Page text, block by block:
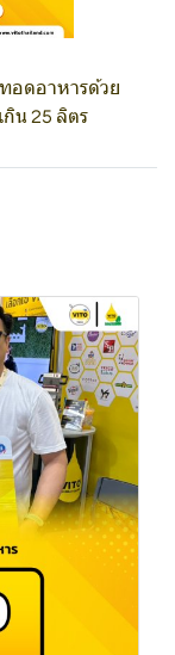
อดอาหารด้วย
กิน 25 ลิตร